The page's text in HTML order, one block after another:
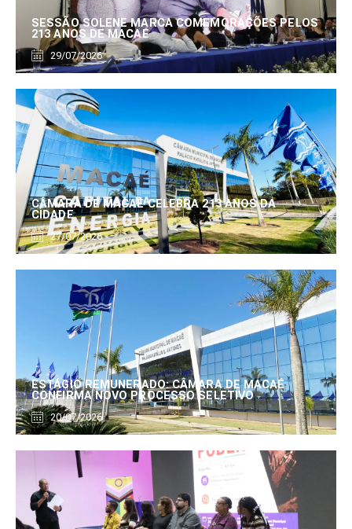
SESSÃO SOLENE MARCA COMEMORAÇÕES PELOS
213 ANOS DE MACAÉ
29/07/2026
CÂMARA DE MACAÉ CELEBRA 213 ANOS DA
CIDADE
27/07/2026
ESTÁGIO REMUNERADO: CÂMARA DE MACAÉ
CONFIRMA NOVO PROCESSO SELETIVO
20/07/2026